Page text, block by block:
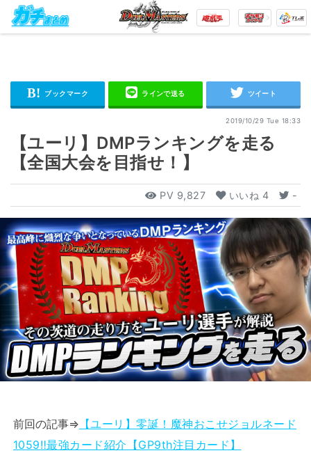
2019/10/29 Tue 18:33
【ユーリ】DMPランキングを走る
【全国大会を目指せ！】
PV 9,827 いいね 4 -
前回の記事⇒ 【ユーリ】零誕！魔神おこせジョルネード
1059‼︎最強カード紹介【GP9th注目カード】